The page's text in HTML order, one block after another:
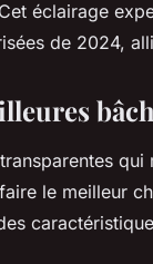
éclairage
de 2024,
le meilleur